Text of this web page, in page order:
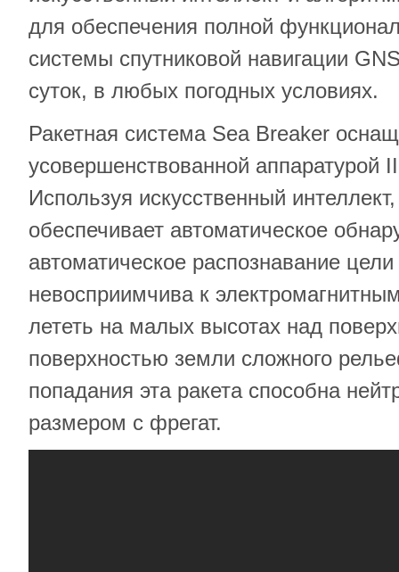
для обеспечения полной
системы спутниковой навигации
суток, в любых погодных условиях.
Ракетная система Sea Breaker
усовершенствованной аппаратурой
Используя искусственный
обеспечивает автоматическое
автоматическое распознавание
невосприимчива к
лететь на малых высотах над
поверхностью земли сложного
попадания эта ракета способна
размером с фрегат.